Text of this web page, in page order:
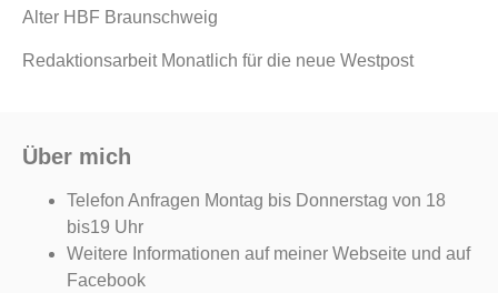
Alter HBF Braunschweig
Redaktionsarbeit Monatlich für die neue Westpost
Über mich
Telefon Anfragen Montag bis Donnerstag von 18
bis19 Uhr
Weitere Informationen auf meiner Webseite und auf
Facebook